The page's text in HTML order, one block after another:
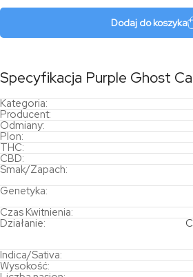
Dodaj do koszyka
Specyfikacja Purple Ghost
Kategoria:
Producent:
Odmiany:
Plon:
THC:
CBD:
Smak/Zapach:
Genetyka:
Czas Kwitnienia:
Działanie:
Indica/Sativa:
Wysokość: